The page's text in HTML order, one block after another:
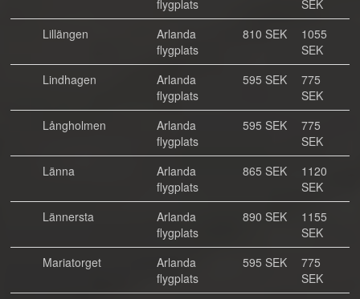
flygplats
SEK
Lillängen
Arlanda
flygplats
810 SEK
1055
SEK
Lindhagen
Arlanda
flygplats
595 SEK
775
SEK
Långholmen
Arlanda
flygplats
595 SEK
775
SEK
Länna
Arlanda
flygplats
865 SEK
1120
SEK
Lännersta
Arlanda
flygplats
890 SEK
1155
SEK
Mariatorget
Arlanda
flygplats
595 SEK
775
SEK